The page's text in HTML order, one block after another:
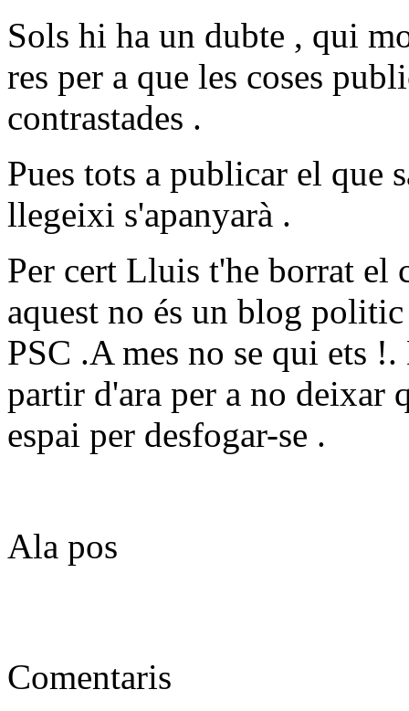
Sols hi ha un dubte , qui
res per a que les coses
contrastades .
Pues tots a publicar el que
llegeixi s'apanyarà .
Per cert Lluis t'he borrat el
aquest no és un blog
PSC .A mes no se qui ets
partir d'ara per a no deixar
espai per desfogar-se .
Ala pos
Comentaris